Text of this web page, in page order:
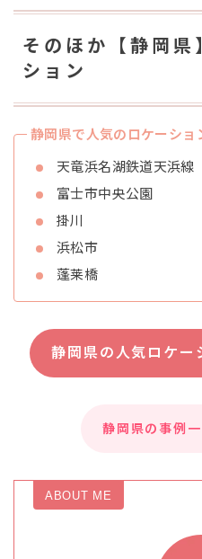
そのほか【静岡県
ション
静岡県で人気のロケーショ
天竜浜名湖鉄道天浜線
富士市中央公園
掛川
浜松市
蓬莱橋
静岡県の人気ロケー
静岡県の事例
ABOUT ME